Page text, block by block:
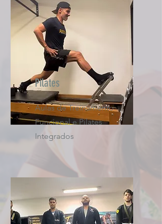
Pilates
Aulas de Treinamento
Funcional e Pilates
Integrados